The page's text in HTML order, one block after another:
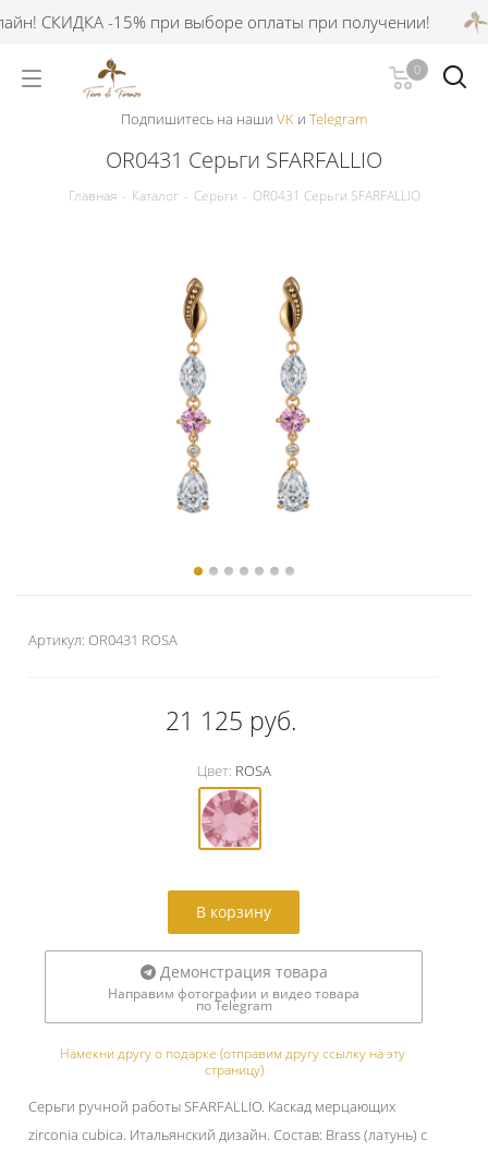
СКИДКА -15% при выборе оплаты при получении!
0
Подпишитесь на наши VK и Telegram
OR0431 Серьги SFARFALLIO
Главная - Каталог - Серьги - OR0431 Серьги SFARFALLIO
Артикул: OR0431 ROSA
21 125 руб.
Цвет: ROSA
В корзину
Демонстрация товара
Направим фотографии и видео товара
по Telegram
Намекни другу о подарке (отправим другу ссылку на эту
страницу)
Серьги ручной работы SFARFALLIO. Каскад мерцающих
zirconia cubica. Итальянский дизайн. Состав: Brass (латунь) с